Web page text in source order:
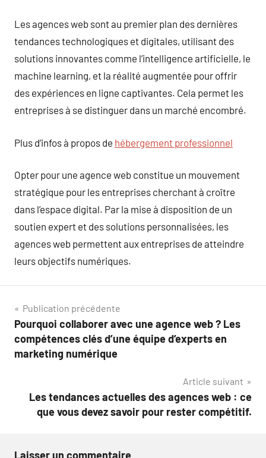
Les agences web sont au premier plan des dernières
tendances technologiques et digitales, utilisant des
solutions innovantes comme l’intelligence artificielle, le
machine learning, et la réalité augmentée pour offrir
des expériences en ligne captivantes. Cela permet les
entreprises à se distinguer dans un marché encombré.
Plus d’infos à propos de hébergement professionnel
Opter pour une agence web constitue un mouvement
stratégique pour les entreprises cherchant à croître
dans l’espace digital. Par la mise à disposition de un
soutien expert et des solutions personnalisées, les
agences web permettent aux entreprises de atteindre
leurs objectifs numériques.
Navigation
de
l’article
Publication précédente
Pourquoi collaborer avec une agence web ? Les
compétences clés d’une équipe d’experts en
marketing numérique
Article suivant
Les tendances actuelles des agences web : ce
que vous devez savoir pour rester compétitif.
Laisser un commentaire